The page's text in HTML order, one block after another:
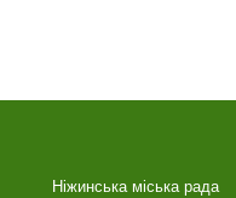
Ніжинська міська рада